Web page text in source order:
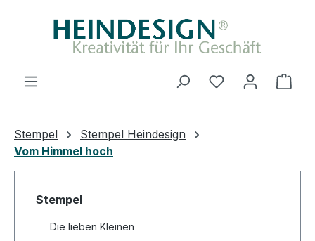
Zum Hauptinhalt springen
Du hast 0
Stempel
Stempel Heindesign
Vom Himmel hoch
Stempel
Die lieben Kleinen